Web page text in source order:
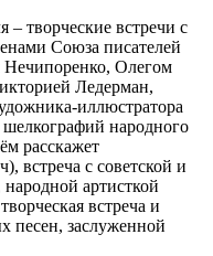
творческие встречи с
Союза писателей
Олегом
Ледерман,
иллюстратора
народного
расскажет
встреча с советской и
артисткой
встреча и
песен, заслуженной